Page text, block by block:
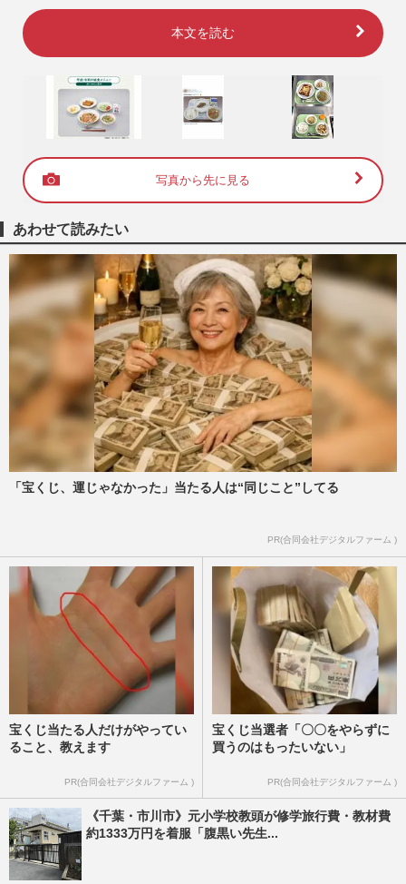
本文を読む
写真から先に見る
あわせて読みたい
「宝くじ、運じゃなかった」当たる人は“同じこと”してる
PR(合同会社デジタルファーム )
宝くじ当たる人だけがやってい
ること、教えます
PR(合同会社デジタルファーム )
宝くじ当選者「〇〇をやらずに
買うのはもったいない」
PR(合同会社デジタルファーム )
《千葉・市川市》元小学校教頭が修学旅行費・教材費
約1333万円を着服「腹黒い先生...